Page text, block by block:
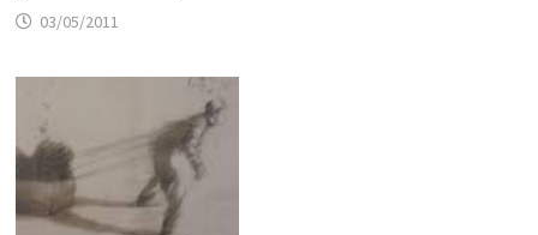
03/05/2011